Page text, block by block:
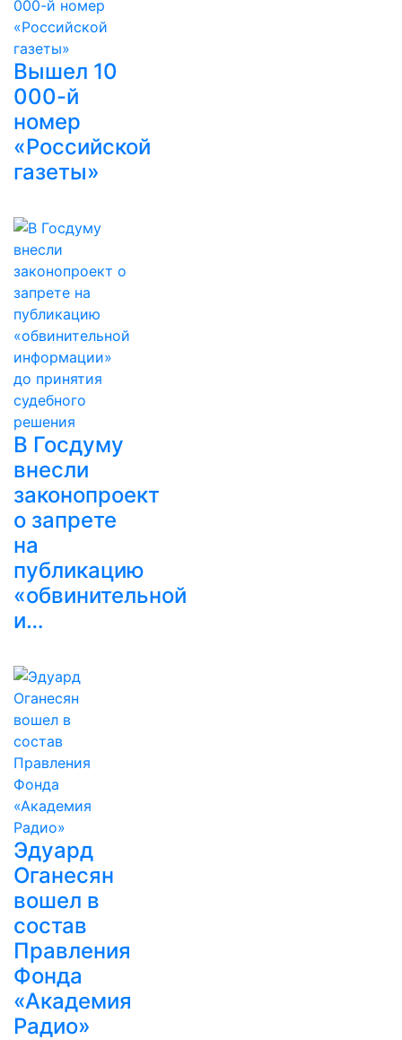
Вышел 10
000-й
номер
«Российской
газеты»
В Госдуму
внесли
законопроект
о запрете
на
публикацию
«обвинительной
и…
Эдуард
Оганесян
вошел в
состав
Правления
Фонда
«Академия
Радио»